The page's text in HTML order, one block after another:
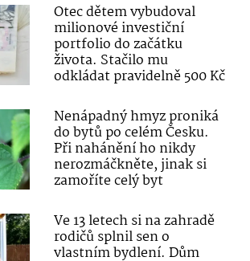
Otec dětem vybudoval
milionové investiční
portfolio do začátku
života. Stačilo mu
odkládat pravidelně 500 Kč
Nenápadný hmyz proniká
do bytů po celém Česku.
Při nahánění ho nikdy
nerozmáčkněte, jinak si
zamoříte celý byt
Ve 13 letech si na zahradě
rodičů splnil sen o
vlastním bydlení. Dům